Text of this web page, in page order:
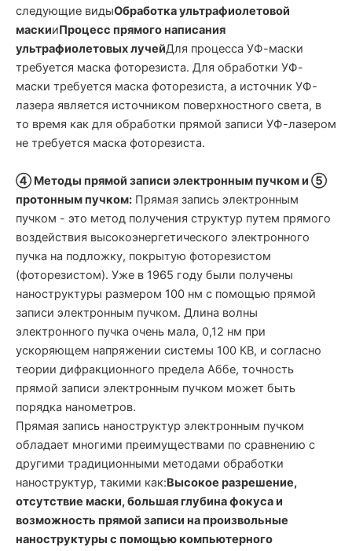
следующие видыОбработка ультрафиолетовой
маскииПроцесс прямого написания
ультрафиолетовых лучейДля процесса УФ-маски
требуется маска фоторезиста. Для обработки УФ-
маски требуется маска фоторезиста, а источник УФ-
лазера является источником поверхностного света, в
то время как для обработки прямой записи УФ-лазером
не требуется маска фоторезиста.
④ Методы прямой записи электронным пучком и ⑤
протонным пучком: Прямая запись электронным
пучком - это метод получения структур путем прямого
воздействия высокоэнергетического электронного
пучка на подложку, покрытую фоторезистом
(фоторезистом). Уже в 1965 году были получены
наноструктуры размером 100 нм с помощью прямой
записи электронным пучком. Длина волны
электронного пучка очень мала, 0,12 нм при
ускоряющем напряжении системы 100 КВ, и согласно
теории дифракционного предела Аббе, точность
прямой записи электронным пучком может быть
порядка нанометров.
Прямая запись наноструктур электронным пучком
обладает многими преимуществами по сравнению с
другими традиционными методами обработки
наноструктур, такими как:Высокое разрешение,
отсутствие маски, большая глубина фокуса и
возможность прямой записи на произвольные
наноструктуры с помощью компьютерного